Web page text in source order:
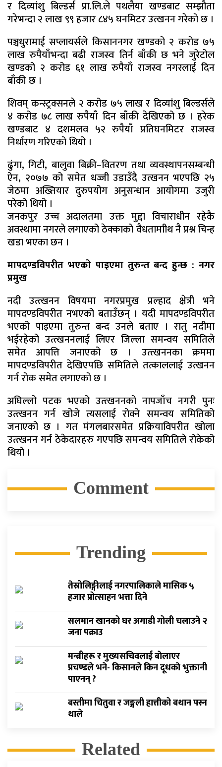
र दिव्यांशु बिल्डर्स प्रा.लि.ले पथलैया खण्डबाट सम्झौता
गरेभन्दा २ लाख ९९ हजार ८४५ घनमिटर उत्खनन गरेको छ ।
पञ्चधुरामाई सप्लायर्सले किसाननगर खण्डको २ करोड ७५
लाख रुपैयाँभन्दा बढी राजस्व तिर्न बाँकी छ भने जुरेटोल
खण्डको २ करोड ६१ लाख रुपैयाँ राजस्व नगरलाई दिन
बाँकी छ ।
शिवम् कन्स्ट्रक्सनले २ करोड ७५ लाख र दिव्यांशु बिल्डर्सले
४ करोड ७८ लाख रुपैयाँ दिन बाँकी देखिएको छ । हरेक
खण्डबाट ४ दशमलव ५२ रुपैयाँ प्रतिघनमिटर राजस्व
निर्धारण गरिएको थियो ।
ढुंगा, गिटी, बालुवा बिक्री–वितरण तथा व्यवस्थापनसम्बन्धी
ऐन, २०७७ को समेत धज्जी उडाउँदै उत्खनन भएपछि २५
जेठमा अख्तियार दुरुपयोग अनुसन्धान आयोगमा उजुरी
परेको थियो ।
जनकपुर उच्च अदालतमा उक्त मुद्दा विचाराधीन रहेकै
अवस्थामा नगरले लगाएको ठेक्काको वैधतामाीथ नै प्रश्न चिन्ह
खडा भएका छन ।
मापदण्डविपरीत भएको पाइएमा तुरुन्त बन्द हुन्छ : नगर
प्रमुख
नदी उत्त्खनन विषयमा नगरप्रमुख प्रल्हाद क्षेत्री भने
मापदण्डविपरीत नभएको बताउँछन् । यदी मापदण्डविपरीत
भएको पाइएमा तुरुन्त बन्द उनले बताए । रातु नदीमा
भईरहेको उत्त्खननलाई लिएर जिल्ला समन्वय समितिले
समेत आपत्ति जनाएको छ । उत्त्खननका क्रममा
मापदण्डविपरीत देखिएपछि समितिले तत्काललाई उत्खनन
गर्न रोक समेत लगाएको छ ।
अघिल्लो पटक भएको उत्त्खननको नापजाँच नगरी पुनः
उत्त्खनन गर्न खोजे त्यसलाई रोक्ने समन्वय समितिको
जनाएको छ । गत मंगलबारसमेत प्रक्रियाविपरीत खोला
उत्त्खनन गर्न ठेकेदारहरु गएपछि समन्वय समितिले रोकेको
थियो ।
Comment
Trending
तेस्रोलिङ्गीलाई नगरपालिकाले मासिक ५
हजार प्रोत्साहन भत्ता दिने
सलमान खानको घर अगाडी गोली चलाउने २
जना पक्राउ
मन्त्रीहरू र मुख्यसचिवलाई बाेलाएर
प्रचण्डले भने- किसानले किन दूधकाे भुक्तानी
पाएनन् ?
बस्तीमा चितुवा र जङ्गली हात्तीको बथान पस्न
थाले
Related